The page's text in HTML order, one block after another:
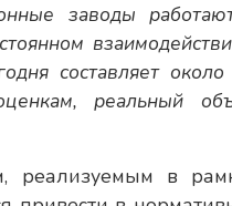
заводы
составляет
реальный
реализуемым в